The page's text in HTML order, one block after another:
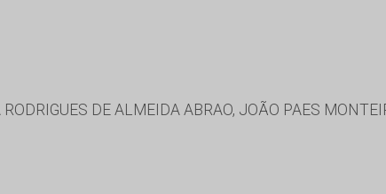
DE ALMEIDA ABRAO, JOÃO PAES